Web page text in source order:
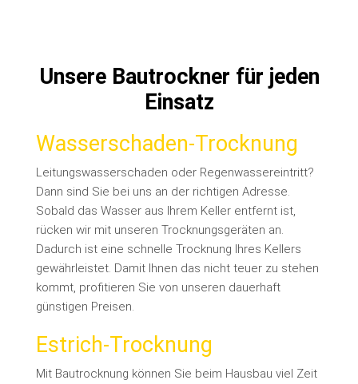
Unsere Bautrockner für jeden
Einsatz
Wasserschaden-Trocknung
Leitungswasserschaden oder Regenwassereintritt?
Dann sind Sie bei uns an der richtigen Adresse.
Sobald das Wasser aus Ihrem Keller entfernt ist,
rücken wir mit unseren Trocknungsgeräten an.
Dadurch ist eine schnelle Trocknung Ihres Kellers
gewährleistet. Damit Ihnen das nicht teuer zu stehen
kommt, profitieren Sie von unseren dauerhaft
günstigen Preisen.
Estrich-Trocknung
Mit Bautrocknung können Sie beim Hausbau viel Zeit